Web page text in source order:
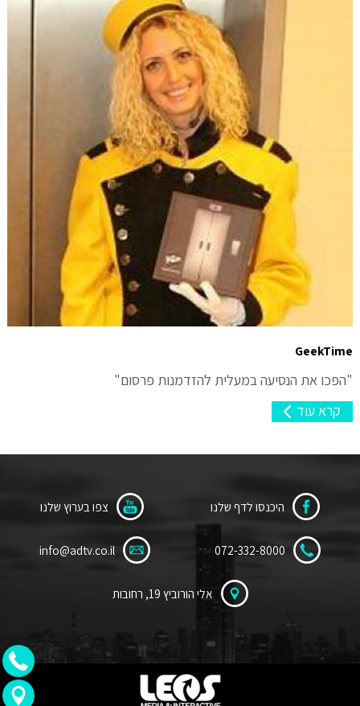
GeekTime
"הפכו את הנסיעה במעלית להזדמנות פרסום"
קרא עוד
היכנסו לדף שלנו צפו בערוץ שלנו
072-332-8000
info@adtv.co.il
אלי הורוביץ 19, רחובות